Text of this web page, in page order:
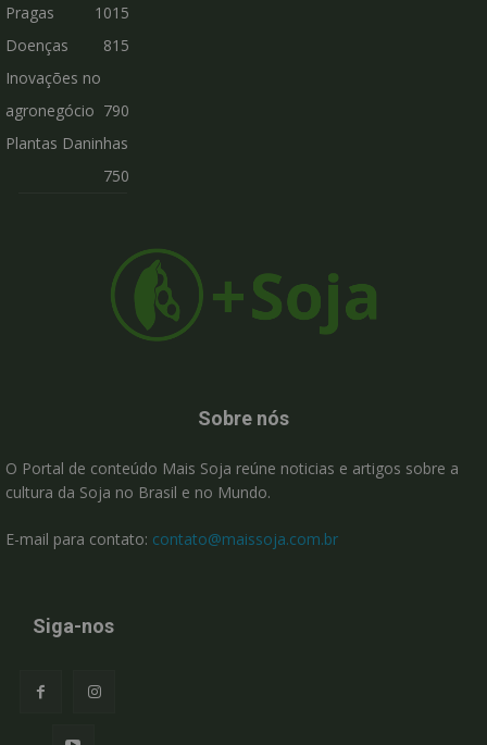
Pragas
1015
Doenças
815
Inovações no
agronegócio 790
Plantas Daninhas
750
Sobre nós
O Portal de conteúdo Mais Soja reúne noticias e artigos sobre a
cultura da Soja no Brasil e no Mundo.
E-mail para contato: contato@maissoja.com.br
Siga-nos